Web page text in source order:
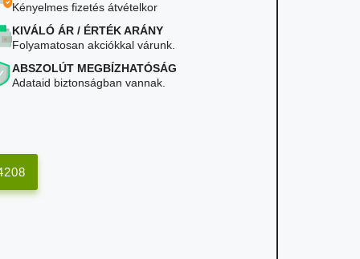
Kényelmes fizetés átvételkor
KIVÁLÓ ÁR / ÉRTÉK ARÁNY
Folyamatosan akciókkal várunk.
ABSZOLÚT MEGBÍZHATÓSÁG
Adataid biztonságban vannak.